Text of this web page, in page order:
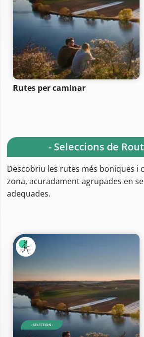
Rutes per caminar
- Seleccions de
Descobriu les rutes més boniques i
zona, acuradament agrupades en
adequades.
- SELECTION -